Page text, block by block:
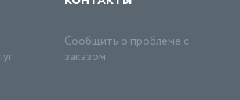
Сообщить о проблеме с
заказом